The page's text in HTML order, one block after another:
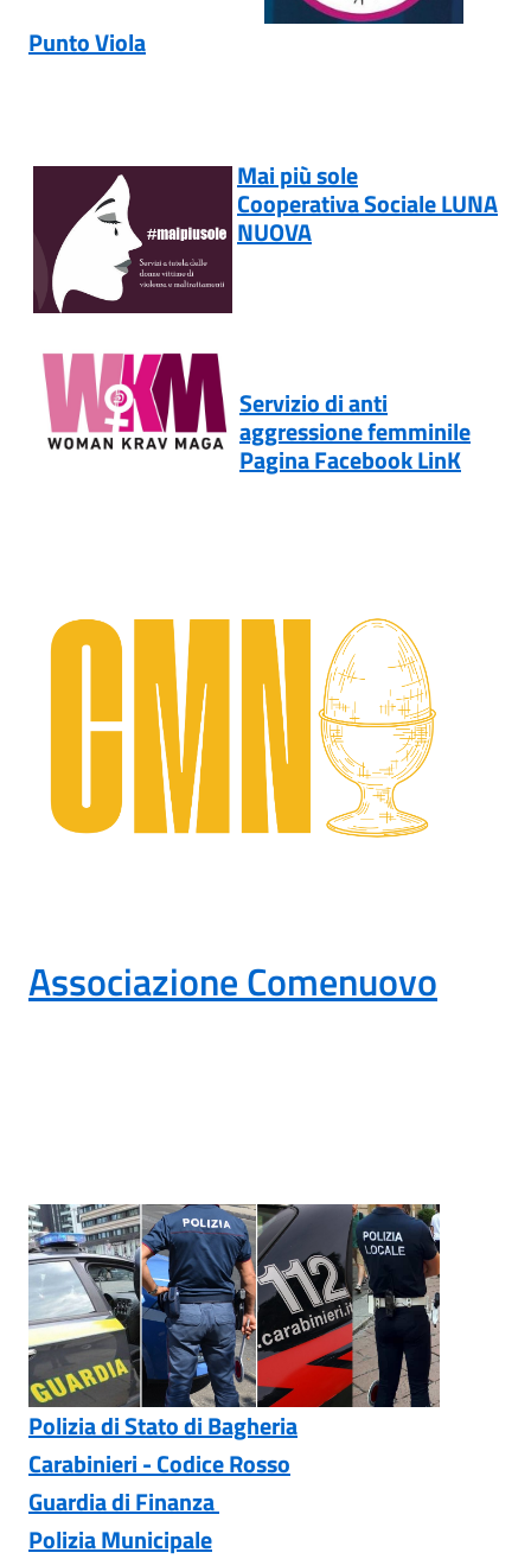
Punto Viola
Mai più sole
Cooperativa Sociale LUNA
NUOVA
Servizio di anti
aggressione femminile
Pagina Facebook LinK
Associazione Comenuovo
Polizia di Stato di Bagheria
Carabinieri - Codice Rosso
Guardia di Finanza
Polizia Municipale